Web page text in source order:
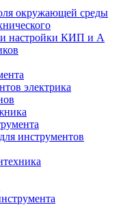
окружающей среды
настройки КИП и А
электрика
инструментов